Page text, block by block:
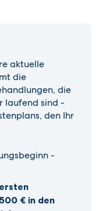
aktuelle
die
die
laufend sind -
den Ihr
-
€ in den